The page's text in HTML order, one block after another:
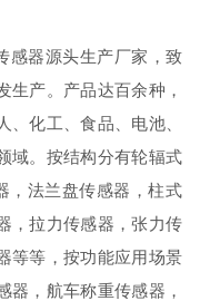
感器源头生产厂家，致
生产。产品达百余种，
、化工、食品、电池、
域。按结构分有轮辐式
，法兰盘传感器，柱式
，拉力传感器，张力传
等等，按功能应用场景
器，航车称重传感器，